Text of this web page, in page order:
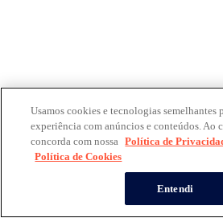
Usamos cookies e tecnologias semelhantes
experiência com anúncios e conteúdos. Ao
concorda com nossa Política de
Política de Cookies
Entendi